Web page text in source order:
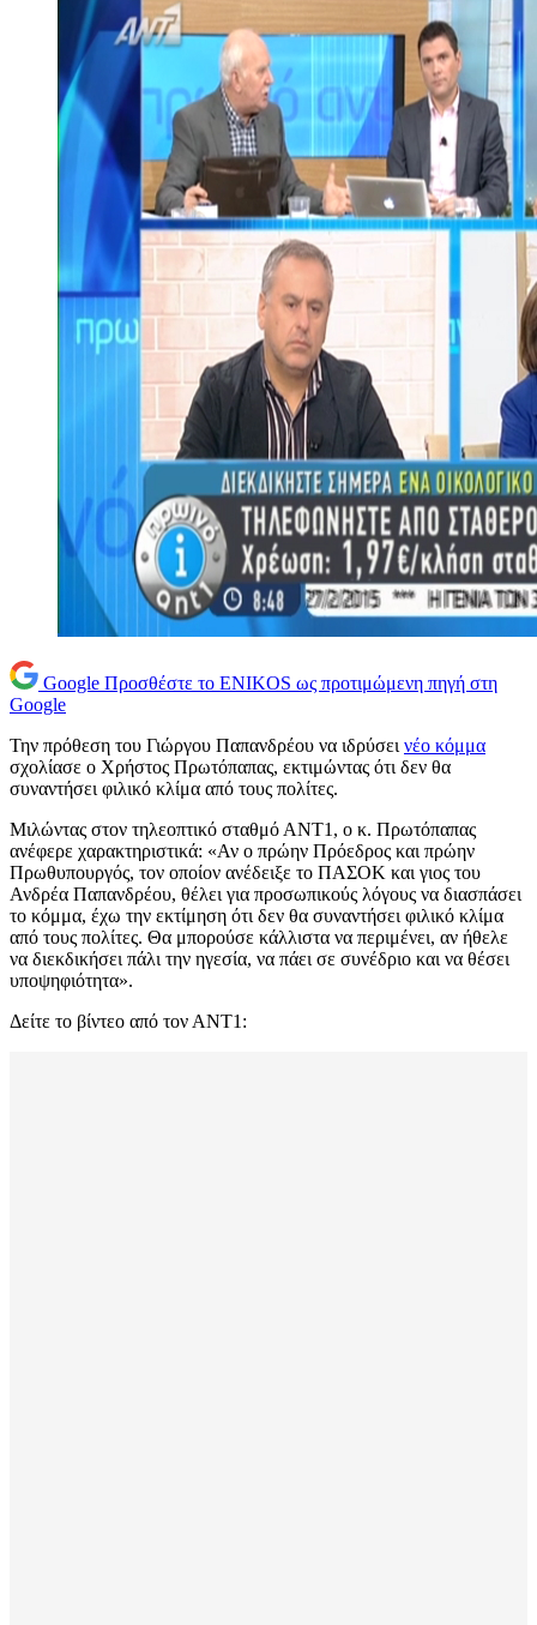
Google Προσθέστε το ENIKOS ως προτιμώμενη πηγή στη
Google
Την πρόθεση του Γιώργου Παπανδρέου να ιδρύσει νέο κόμμα
σχολίασε ο Χρήστος Πρωτόπαπας, εκτιμώντας ότι δεν θα
συναντήσει φιλικό κλίμα από τους πολίτες.
Μιλώντας στον τηλεοπτικό σταθμό ΑΝΤ1, ο κ. Πρωτόπαπας
ανέφερε χαρακτηριστικά: «Αν ο πρώην Πρόεδρος και πρώην
Πρωθυπουργός, τον οποίον ανέδειξε το ΠΑΣΟΚ και γιος του
Ανδρέα Παπανδρέου, θέλει για προσωπικούς λόγους να διασπάσει
το κόμμα, έχω την εκτίμηση ότι δεν θα συναντήσει φιλικό κλίμα
από τους πολίτες. Θα μπορούσε κάλλιστα να περιμένει, αν ήθελε
να διεκδικήσει πάλι την ηγεσία, να πάει σε συνέδριο και να θέσει
υποψηφιότητα».
Δείτε το βίντεο από τον ΑΝΤ1: